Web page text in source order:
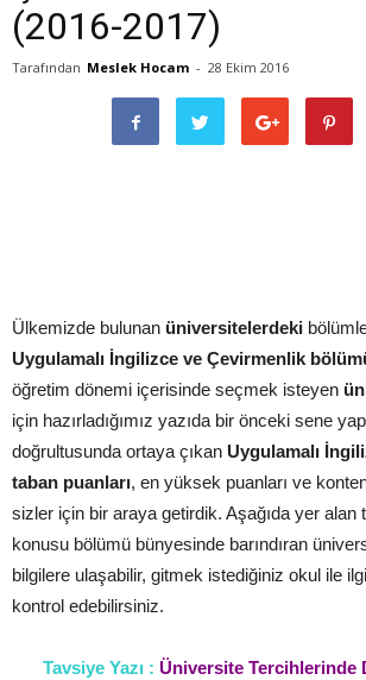
(2016-2017)
Tarafından Meslek Hocam - 28 Ekim 2016
Ülkemizde bulunan üniversitelerdeki
Uygulamalı İngilizce ve Çevirmenlik
öğretim dönemi içerisinde seçmek isteyen
için hazırladığımız yazıda bir önceki sene
doğrultusunda ortaya çıkan Uygulamalı
taban puanları, en yüksek puanları ve
sizler için bir araya getirdik. Aşağıda yer alan
konusu bölümü bünyesinde barındıran
bilgilere ulaşabilir, gitmek istediğiniz okul ile
kontrol edebilirsiniz.
Tavsiye Yazı : Üniversite Tercihlerinde